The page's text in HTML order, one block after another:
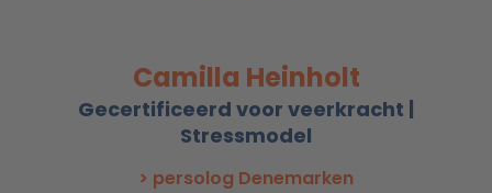
Camilla Heinholt
Gecertificeerd voor veerkracht |
Stressmodel
> persolog Denemarken